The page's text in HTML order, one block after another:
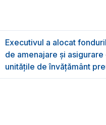
Executivul a alocat
de amenajare și
unitățile de învățământ